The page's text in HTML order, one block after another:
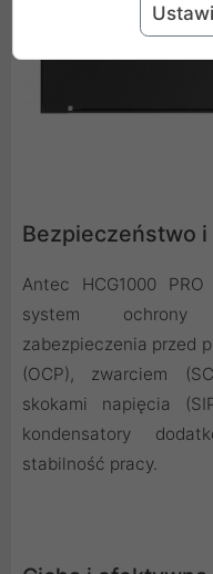
Bezpieczeństwo
Antec HCG1000
system ochrony
zabezpieczenia przed
(OCP), zwarciem
skokami napięcia
kondensatory
stabilność pracy.